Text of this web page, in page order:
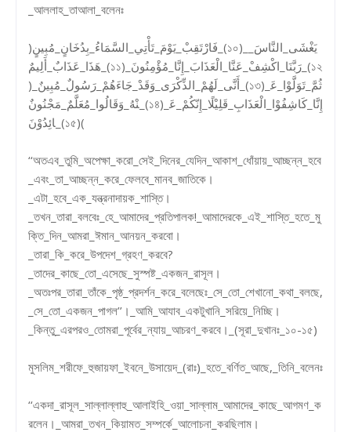
_আললাহ_তাআলা_বলেনঃ
)فَارْتَقِبْ_يَوْمَ_تَأْتِي_السَّمَاءُ_بِدُخَانٍ_مُبِينٍ_(১০)_يَغْشَى_النَّاسَ_
هَذَا_عَذَابٌ_أَلِيمٌ_(১১)_رَبَّنَا_اكْشِفْ_عَنَّا_الْعَذَابَ_إِنَّا_مُؤْمِنُونَ_(১২
)_أَنَّى_لَهُمْ_الذِّكْرَى_وَقَدْ_جَاءَهُمْ_رَسُولٌ_مُبِينٌ_(১৩)_ثُمَّ_تَوَلَّوْا_عَ
نْهُ_وَقَالُوا_مُعَلَّمٌ_مَجْنُونٌ_(১৪)_إِنَّا_كَاشِفُوْا_الْعَذَابِ_قَلِيْلًا_إِنّكُمْ_عَ
ائِدُوْنَ_(১৫)(
‘‘অতএব_তুমি_অপেক্ষা_করো_সেই_দিনের_যেদিন_আকাশ_ধোঁয়ায়_আচ্ছন্ন_হবে
_এবং_তা_আচ্ছন্ন_করে_ফেলবে_মানব_জাতিকে।
_এটা_হবে_এক_যন্ত্রনাদায়ক_শাস্তি।
_তখন_তারা_বলবেঃ_হে_আমাদের_প্রতিপালক!_আমাদেরকে_এই_শাস্তি_হতে_মু
ক্তি_দিন_আমরা_ঈমান_আনয়ন_করবো।
_তারা_কি_করে_উপদেশ_গ্রহণ_করবে?
_তাদের_কাছে_তো_এসেছে_সুস্পষ্ট_একজন_রাসূল।
_অতঃপর_তারা_তাঁকে_পৃষ্ঠ_প্রদর্শন_করে_বলেছেঃ_সে_তো_শেখানো_কথা_বলছে,
_সে_তো_একজন_পাগল’’।_আমি_আযাব_একটুখানি_সরিয়ে_নিচ্ছি।
_কিন্তু_এরপরও_তোমরা_পূর্বের_ন্যায়_আচরণ_করবে।_(সূরা_দুখানঃ_১০-১৫)
মুসলিম_শরীফে_হুজায়ফা_ইবনে_উসায়েদ_(রাঃ)_হতে_বর্ণিত_আছে,_তিনি_বলেনঃ
‘‘একদা_রাসূল_সাল্লাল্লাহু_আলাইহি_ওয়া_সাল্লাম_আমাদের_কাছে_আগমণ_ক
রলেন।_আমরা_তখন_কিয়ামত_সম্পর্কে_আলোচনা_করছিলাম।